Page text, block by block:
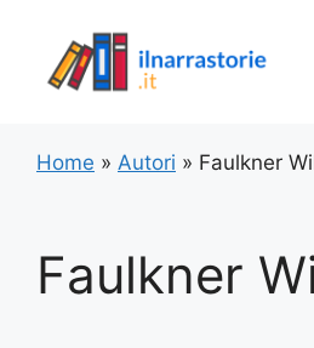
contenuto
Home » Autori » Faulkner
Faulkner